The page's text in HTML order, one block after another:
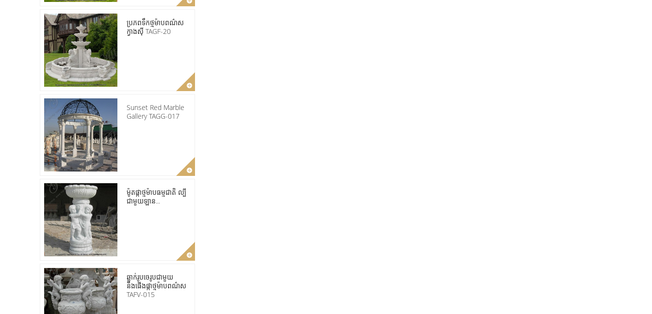
ប្រភពទឹកថ្មម៉ាបពណ៌ស
ក្វាងស៊ី TAGF-20
Sunset Red Marble
Gallery TAGG-017
ម៉ូតផ្កាថ្មម៉ាបធម្មជាតិ ល្បី
ជាមួយឡាន...
ឆ្លាក់រូបចេរូបជាមួយ
នឹងផើងផ្កាថ្មម៉ាបពណ៌ស
TAFV-015